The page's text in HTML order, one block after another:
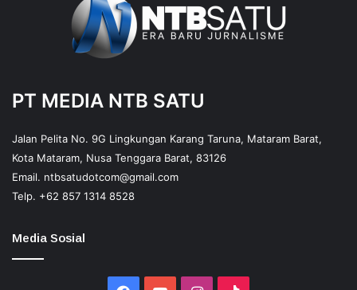
PT MEDIA NTB SATU
Jalan Pelita No. 9G Lingkungan Karang Taruna, Mataram Barat,
Kota Mataram, Nusa Tenggara Barat, 83126
Email. ntbsatudotcom@gmail.com
Telp. +62 857 1314 8528
Media Sosial